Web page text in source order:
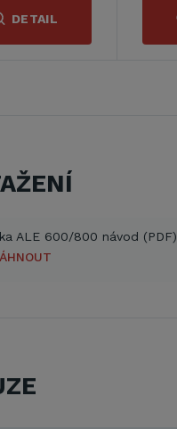
DETAIL
ALE 600/800 návod (PDF)